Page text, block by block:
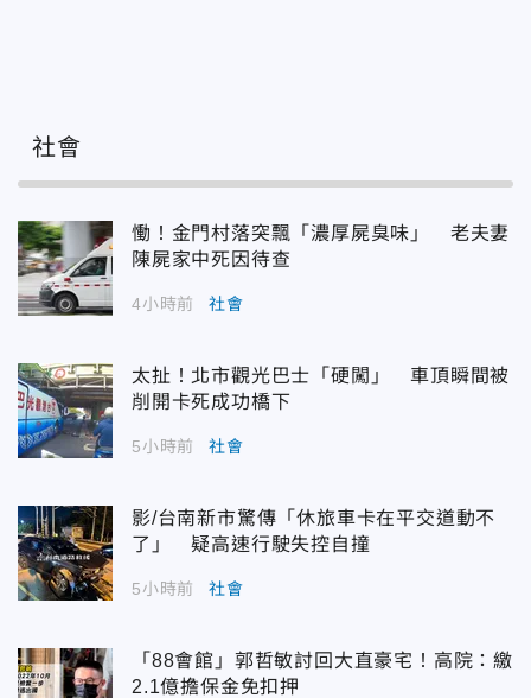
社會
慟！金門村落突飄「濃厚屍臭味」 老夫妻
陳屍家中死因待查
4小時前 社會
太扯！北市觀光巴士「硬闖」 車頂瞬間被
削開卡死成功橋下
5小時前 社會
影/台南新市驚傳「休旅車卡在平交道動不
了」 疑高速行駛失控自撞
5小時前 社會
「88會館」郭哲敏討回大直豪宅！高院：繳
2.1億擔保金免扣押